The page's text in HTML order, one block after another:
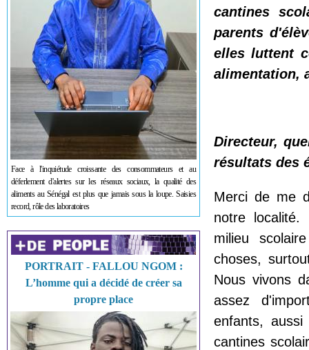
Face à l'inquiétude croissante des consommateurs et au
déferlement d'alertes sur les réseaux sociaux, la qualité des
aliments au Sénégal est plus que jamais sous la loupe. Saisies
record, rôle des laboratoires
PORTRAIT - FALLOU NGOM :
L’homme qui a décidé de créer sa
propre place
cantines
parents
elles luttent
alimentation,
Directeur,
résultats des
Merci de me
notre
milieu
choses,
Nous vivons
assez
enfants,
cantines